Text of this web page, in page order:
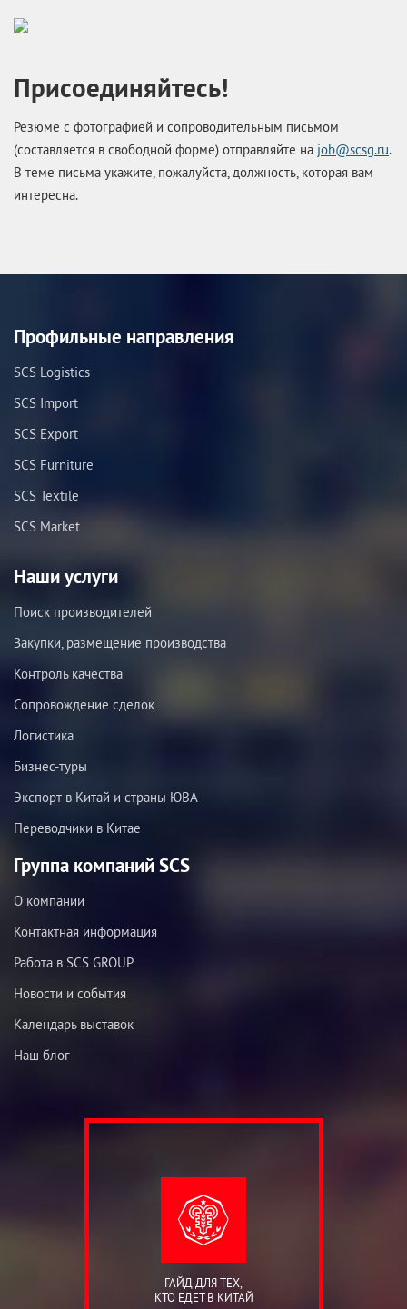
Присоединяйтесь!
Резюме с фотографией и сопроводительным письмом
(составляется в свободной форме) отправляйте на job@scsg.ru.
В теме письма укажите, пожалуйста, должность, которая вам
интересна.
Профильные направления
SCS Logistics
SCS Import
SCS Export
SCS Furniture
SCS Textile
SCS Market
Наши услуги
Поиск производителей
Закупки, размещение производства
Контроль качества
Сопровождение сделок
Логистика
Бизнес-туры
Экспорт в Китай и страны ЮВА
Переводчики в Китае
Группа компаний SCS
О компании
Контактная информация
Работа в SCS GROUP
Новости и события
Календарь выставок
Наш блог
ГАЙД ДЛЯ ТЕХ,
КТО ЕДЕТ В КИТАЙ